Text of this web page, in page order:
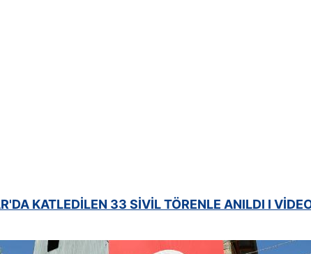
KATLEDİLEN 33 SİVİL TÖRENLE ANILDI I